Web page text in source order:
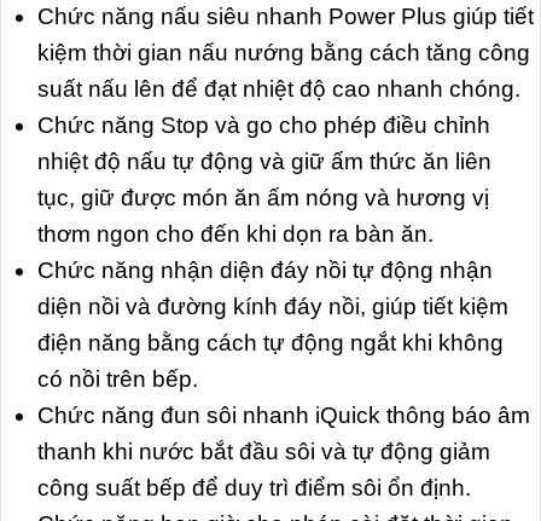
Chức năng nấu siêu nhanh Power Plus giúp tiết
kiệm thời gian nấu nướng bằng cách tăng công
suất nấu lên để đạt nhiệt độ cao nhanh chóng.
Chức năng Stop và go cho phép điều chỉnh
nhiệt độ nấu tự động và giữ ấm thức ăn liên
tục, giữ được món ăn ấm nóng và hương vị
thơm ngon cho đến khi dọn ra bàn ăn.
Chức năng nhận diện đáy nồi tự động nhận
diện nồi và đường kính đáy nồi, giúp tiết kiệm
điện năng bằng cách tự động ngắt khi không
có nồi trên bếp.
Chức năng đun sôi nhanh iQuick thông báo âm
thanh khi nước bắt đầu sôi và tự động giảm
công suất bếp để duy trì điểm sôi ổn định.